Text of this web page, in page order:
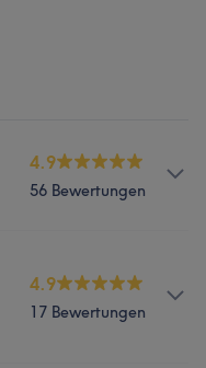
4.9
56 Bewertungen
4.9
17 Bewertungen